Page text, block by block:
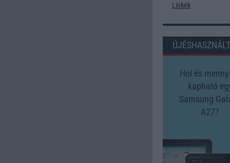
Linkek
Hol és
kapható
Samsung
A27?